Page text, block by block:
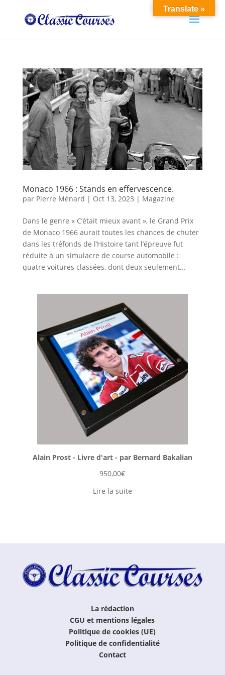
Monaco 1966 : Stands en effervescence.
par Pierre Ménard | Oct 13, 2023 | Magazine
Dans le genre « C’était mieux avant », le Grand Prix
de Monaco 1966 aurait toutes les chances de chuter
dans les tréfonds de l’Histoire tant l’épreuve fut
réduite à un simulacre de course automobile :
quatre voitures classées, dont deux seulement...
Alain Prost - Livre d'art - par Bernard Bakalian
950,00€
Lire la suite
La rédaction
CGU et mentions légales
Politique de cookies (UE)
Politique de confidentialité
Contact
Translate »